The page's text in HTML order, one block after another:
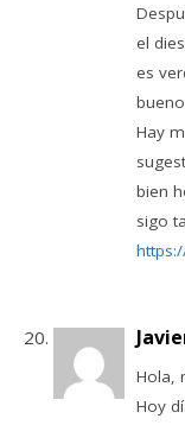
el
es
Hay
bien
sigo
Hola,
Hoy